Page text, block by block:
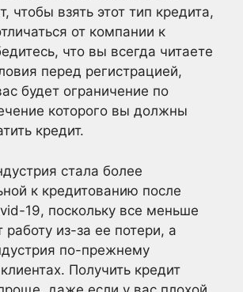
чтобы взять этот тип кредита,
от компании к
что вы всегда читаете
перед регистрацией,
будет ограничение по
которого вы должны
кредит.
стала более
к кредитованию после
19, поскольку все меньше
из-за ее потери, а
по-прежнему
Получить кредит